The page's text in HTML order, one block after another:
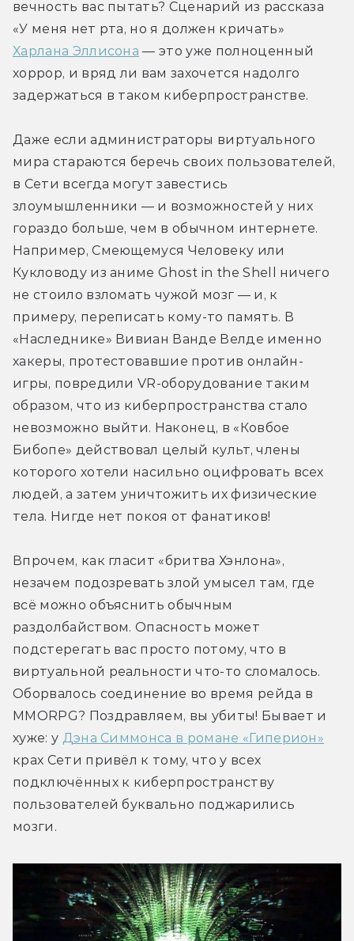
вечность вас пытать? Сценарий из рассказа
Харлана Эллисона — это уже полноценный
хоррор, и вряд ли вам захочется надолго
задержаться в таком киберпространстве.
Даже если администраторы виртуального
мира стараются беречь своих пользователей,
в Сети всегда могут завестись
злоумышленники — и возможностей у них
гораздо больше, чем в обычном интернете.
Например, Смеющемуся Человеку или
Кукловоду из аниме Ghost in the Shell ничего
не стоило взломать чужой мозг — и, к
примеру, переписать кому-то память. В
«Наследнике» Вивиан Ванде Велде именно
хакеры, протестовавшие против онлайн-
игры, повредили VR-оборудование таким
образом, что из киберпространства стало
невозможно выйти. Наконец, в «Ковбое
Бибопе» действовал целый культ, члены
которого хотели насильно оцифровать всех
людей, а затем уничтожить их физические
тела. Нигде нет покоя от фанатиков!
Впрочем, как гласит «бритва Хэнлона»,
незачем подозревать злой умысел там, где
всё можно объяснить обычным
раздолбайством. Опасность может
подстерегать вас просто потому, что в
виртуальной реальности что-то сломалось.
Оборвалось соединение во время рейда в
MMORPG? Поздравляем, вы убиты! Бывает и
хуже: у Дэна Симмонса в романе «Гиперион»
крах Сети привёл к тому, что у всех
подключённых к киберпространству
пользователей буквально поджарились
мозги.